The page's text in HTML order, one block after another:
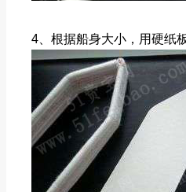
4、根据船身大小，用硬纸